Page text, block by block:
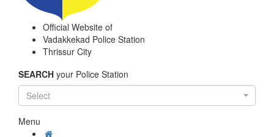
Official Website of
Vadakkekad Police Station
Thrissur City
SEARCH your Police Station
Select
Menu